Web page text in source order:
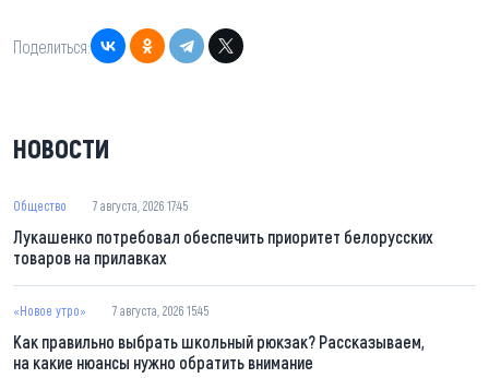
Поделиться:
НОВОСТИ
Общество 7 августа, 2026 17:45
Лукашенко потребовал обеспечить приоритет белорусских
товаров на прилавках
«Новое утро» 7 августа, 2026 15:45
Как правильно выбрать школьный рюкзак? Рассказываем,
на какие нюансы нужно обратить внимание